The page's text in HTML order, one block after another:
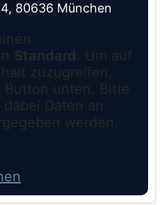
80636 München
Standard. Um auf
zuzugreifen,
Button unten. Bitte
Daten an
werden.